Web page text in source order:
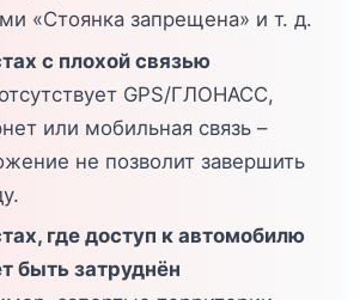
«Стоянка запрещена» и т. д.
с плохой связью
GPS/ГЛОНАСС,
или мобильная связь –
не позволит завершить
где доступ к автомобилю
быть затруднён